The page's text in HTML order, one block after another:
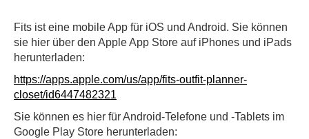
Fits ist eine mobile App für iOS und Android. Sie können
sie hier über den Apple App Store auf iPhones und iPads
herunterladen:
https://apps.apple.com/us/app/fits-outfit-planner-
closet/id6447482321
Sie können es hier für Android-Telefone und -Tablets im
Google Play Store herunterladen: